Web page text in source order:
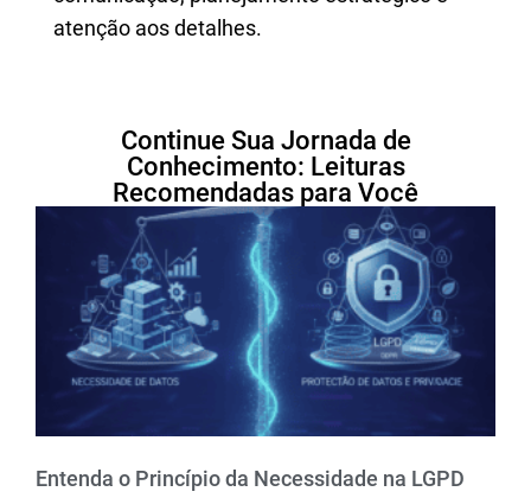
atenção aos detalhes.
Continue Sua Jornada de
Conhecimento: Leituras
Recomendadas para Você
Entenda o Princípio da Necessidade na LGPD